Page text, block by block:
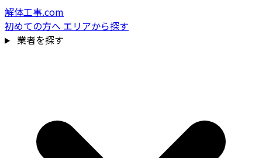
解体工事.com
初めての方へ エリアから探す
業者を探す